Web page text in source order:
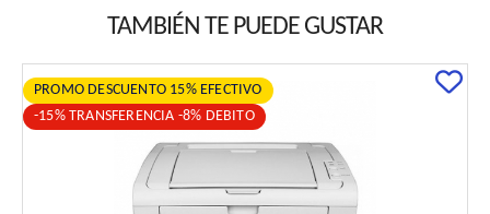
TAMBIÉN TE PUEDE GUSTAR
PROMO DESCUENTO 15% EFECTIVO
-15% TRANSFERENCIA -8% DEBITO